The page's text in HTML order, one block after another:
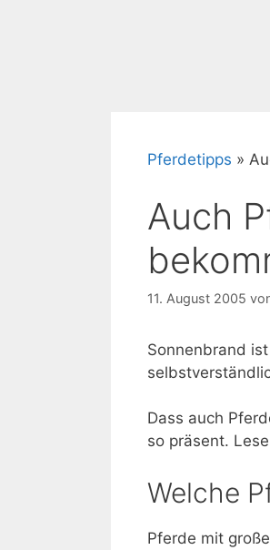
Pferdetipps »
Auch
11. August 2005
Sonnenbrand
Dass auch
so präsent.
Welche
Pferde mit